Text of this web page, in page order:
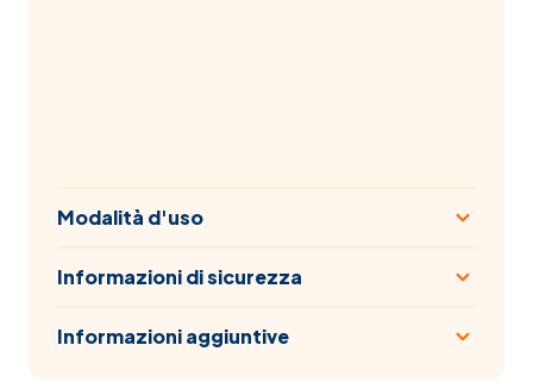
Modalità d'uso
Informazioni di sicurezza
Informazioni aggiuntive